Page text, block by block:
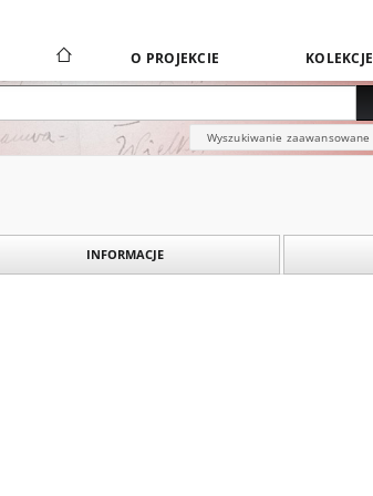
O PROJEKCIE KOLEKCJE
Wyszukiwanie zaawansowane
INFORMACJE